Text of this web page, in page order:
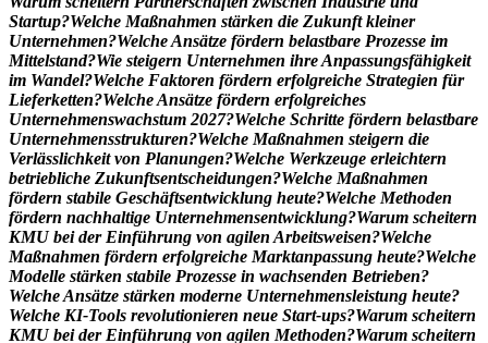
Startup?Welche Maßnahmen stärken die Zukunft kleiner
Unternehmen?WelcheAnsätze fördern belastbare Prozesse im
Mittelstand?Wie steigern Unternehmen ihreAnpassungsfähigkeit
im Wandel?Welche Faktoren fördern erfolgreiche Strategien für
Lieferketten?WelcheAnsätze fördern erfolgreiches
Unternehmenswachstum 2027?Welche Schritte fördern belastbare
Unternehmensstrukturen?Welche Maßnahmen steigern die
Verlässlichkeit von Planungen?Welche Werkzeuge erleichtern
betriebliche Zukunftsentscheidungen?Welche Maßnahmen
fördern stabile Geschäftsentwicklung heute?Welche Methoden
fördern nachhaltige Unternehmensentwicklung?Warum scheitern
KMU bei der Einführung von agilen Arbeitsweisen?Welche
Maßnahmen fördern erfolgreiche Marktanpassung heute?Welche
Modelle stärken stabile Prozesse in wachsenden Betrieben?
WelcheAnsätze stärken moderne Unternehmensleistung heute?
Welche KI-Tools revolutionieren neue Start-ups?Warum scheitern
KMU bei der Einführung von agilen Methoden?Warum scheitern